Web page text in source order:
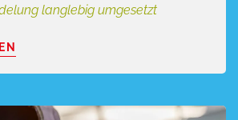
langlebig umgesetzt